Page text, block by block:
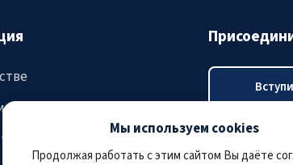
Мы используем cookies
Продолжая работать с этим сайтом Вы даёте